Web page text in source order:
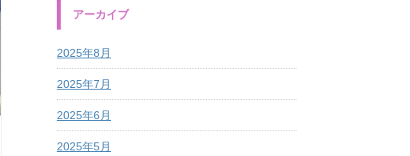
アーカイブ
2025年8月
2025年7月
2025年6月
2025年5月